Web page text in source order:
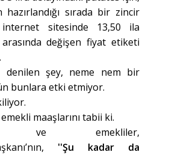
hazırlandığı sırada bir zincir
sitesinde 13,50 ila
değişen fiyat etiketi
denilen şey, neme nem bir
bunlara etki etmiyor.
maaşlarını tabii ki.
ve emekliler,
''Şu kadar da